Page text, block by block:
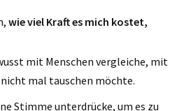
wie viel Kraft es mich kostet,
mit Menschen vergleiche, mit
mal tauschen möchte.
Stimme unterdrücke, um es zu